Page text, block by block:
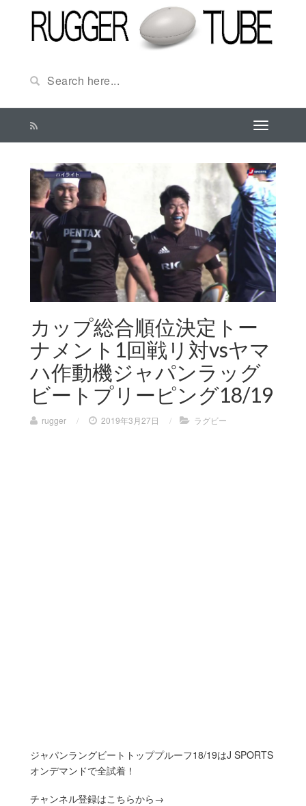
カップ総合順位決定トー
ナメント1回戦リ対vsヤマ
ハ作動機ジャパンラッグ
ビートプリーピング18/19
rugger / 2019年3月27日 / ラグビー
ジャパンラングビートトッププルーフ18/19はJ SPORTS
オンデマンドで全試着！
チャンネル登録はこちらから→